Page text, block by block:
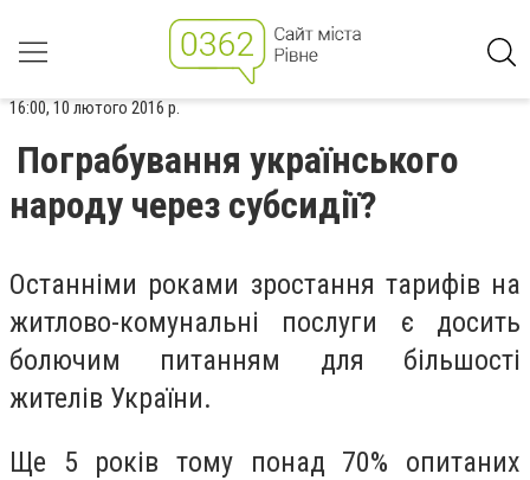
16:00, 10 лютого 2016 р.
Пограбування українського
народу через субсидії?
Останніми роками зростання тарифів на
житлово-комунальні послуги є досить
болючим питанням для більшості
жителів України.
Ще 5 років тому понад 70% опитаних